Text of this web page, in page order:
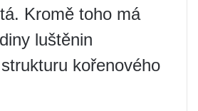
Kromě toho má
luštěnin
kořenového